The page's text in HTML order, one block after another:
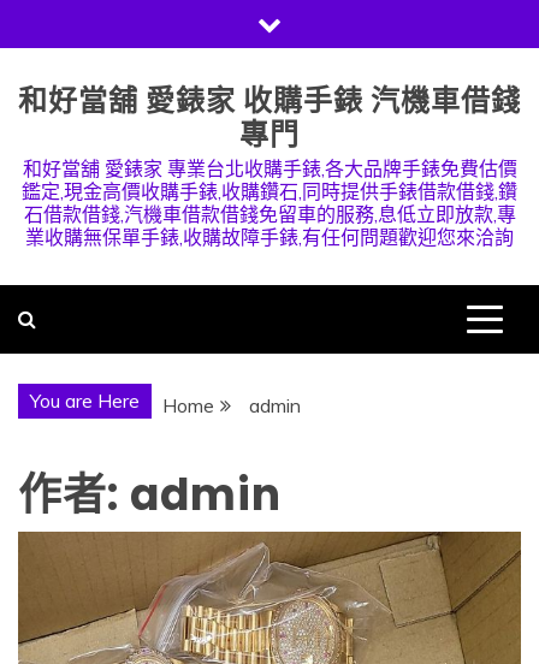
to
content
和好當舖 愛錶家 收購手錶 汽機車借錢
專門
和好當舖 愛錶家 專業台北收購手錶,各大品牌手錶免費估價
鑑定,現金高價收購手錶,收購鑽石,同時提供手錶借款借錢,鑽
石借款借錢,汽機車借款借錢免留車的服務,息低立即放款,專
業收購無保單手錶,收購故障手錶,有任何問題歡迎您來洽詢
You are Here Home admin
作者: admin